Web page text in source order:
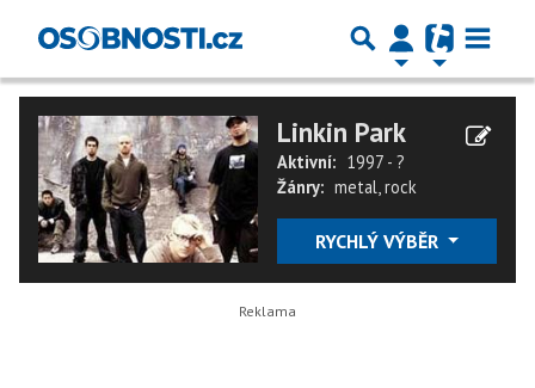
Linkin Park
Aktivní: 1997 - ?
Žánry: metal,rock
RYCHLÝ VÝBĚR